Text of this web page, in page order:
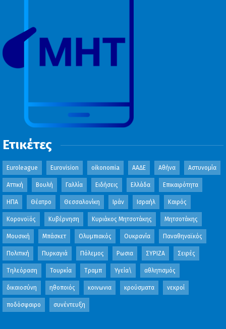
Ετικέτες
Euroleague Eurovision oikonomia ΑΑΔΕ Αθήνα Αστυνομία
Αττική Βουλή Γαλλία Ειδήσεις Ελλάδα Επικαιρότητα
ΗΠΑ Θέατρο Θεσσαλονίκη Ιράν Ισραήλ Καιρός
Κορονοϊός Κυβέρνηση Κυριάκος Μητσοτάκης Μητσοτάκης
Μουσική Μπάσκετ Ολυμπιακός Ουκρανία Παναθηναϊκός
Πολιτική Πυρκαγιά Πόλεμος Ρωσια ΣΥΡΙΖΑ Σειρές
Τηλεόραση Τουρκία Τραμπ Υγεία\ αθλητισμός
δικαιοσύνη ηθοποιός κοινωνια κρούσματα νεκροί
ποδόσφαιρο συνέντευξη